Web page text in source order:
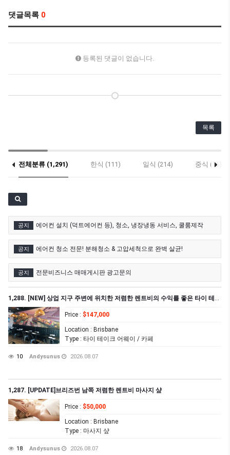
댓글목록 0
등록된 댓글이 없습니다.
목록
전체분류 (1,291) 한식 (111) 일식 (214) 중식 (16)
공지 에어컨 설치 (덕트에어컨 등), 청소, 냉장냉동 서비스, 쿨룸제작
공지 에어컨 청소 전문! 분해청소 & 고압세척으로 완벽 살균!
공지 전문비즈니스 매매게시판 광고문의
1,288. [NEW] 상업 지구 주변에 위치한 저렴한 렌트비의 수익률 좋은 타이 테이크 어웨이 샾 매매
Price : $147,000
Location : Brisbane
Type : 타이 테이크 어웨이 / 카페
10 Andysunus 2026.08.07
1,287. [UPDATE]브리즈번 남쪽 저렴한 렌트비 마사지 샾
Price : $50,000
Location : Brisbane
Type : 마사지 샾
18 Andysunus 2026.08.07